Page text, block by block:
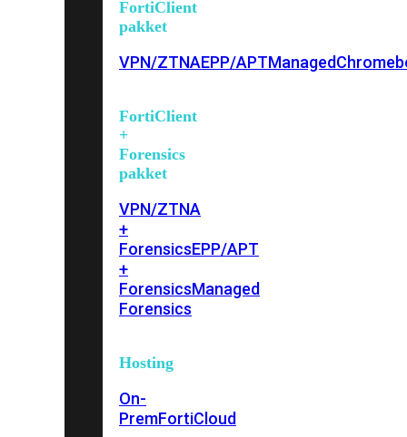
FortiClient
pakket
VPN/ZTNAEPP/APTManaged
FortiClient
+
Forensics
pakket
VPN/ZTNA
+
ForensicsEPP/APT
+
ForensicsManaged
Forensics
Hosting
On-
PremFortiCloud